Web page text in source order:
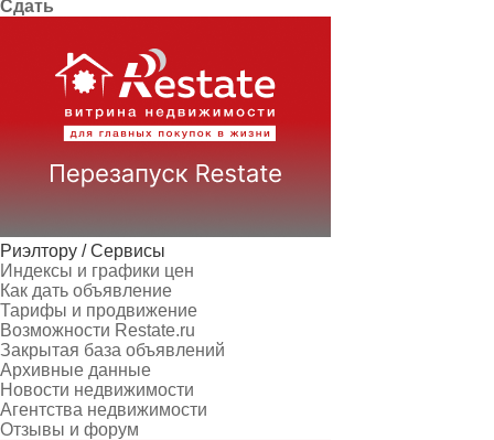
Сдать
Риэлтору / Сервисы
Индексы и графики цен
Как дать объявление
Тарифы и продвижение
Возможности Restate.ru
Закрытая база объявлений
Архивные данные
Новости недвижимости
Агентства недвижимости
Отзывы и форум